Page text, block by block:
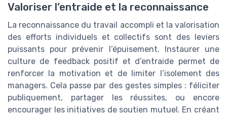
Valoriser l’entraide et la reconnaissance
La reconnaissance du travail accompli et la valorisation
des efforts individuels et collectifs sont des leviers
puissants pour prévenir l’épuisement. Instaurer une
culture de feedback positif et d’entraide permet de
renforcer la motivation et de limiter l’isolement des
managers. Cela passe par des gestes simples : féliciter
publiquement, partager les réussites, ou encore
encourager les initiatives de soutien mutuel. En créant